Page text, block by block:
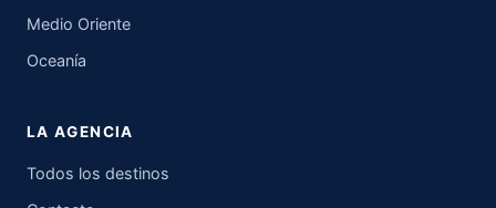
Medio Oriente
Oceanía
LA AGENCIA
Todos los destinos